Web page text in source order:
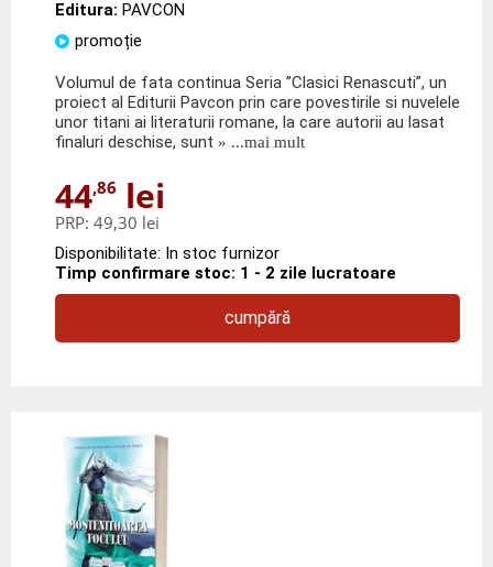
Editura: PAVCON
promoție
Volumul de fata continua Seria ”Clasici Renascuti”, un
proiect al Editurii Pavcon prin care povestirile si nuvelele
unor titani ai literaturii romane, la care autorii au lasat
finaluri deschise, sunt » ...mai mult
44,86 lei
PRP: 49,30 lei
Disponibilitate: In stoc furnizor
Timp confirmare stoc: 1 - 2 zile lucratoare
cumpără